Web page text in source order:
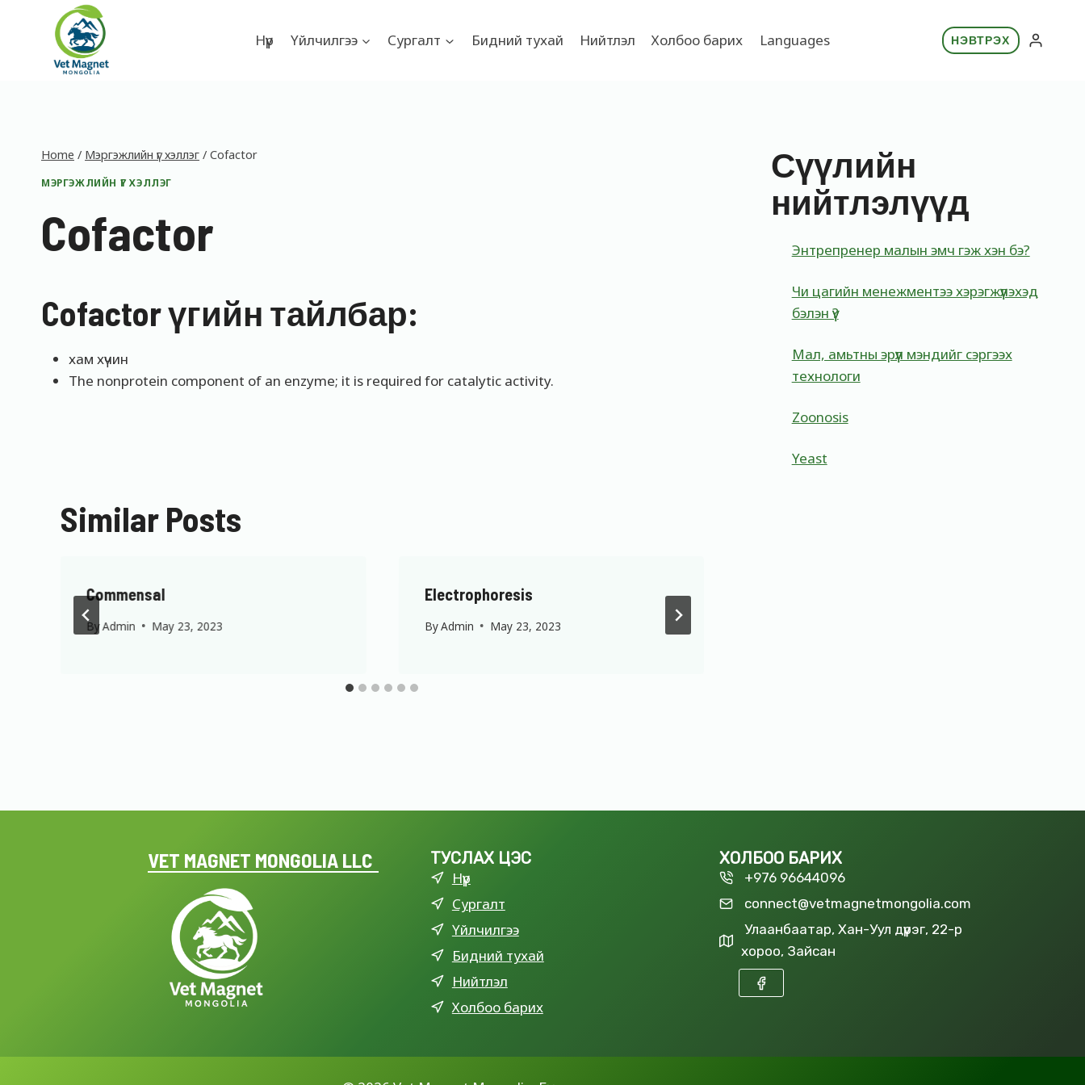
Нүүр Үйлчилгээ Сургалт Бидний тухай Нийтлэл Холбоо барих Languages НЭВТРЭХ
Home / Мэргэжлийн үг хэллэг / Cofactor
МЭРГЭЖЛИЙН ҮГ ХЭЛЛЭГ
Cofactor
Cofactor үгийн тайлбар:
хам хүчин
The nonprotein component of an enzyme; it is required for catalytic activity.
Similar Posts
Commensal
ByAdmin May 23, 2023
Electrophoresis
ByAdmin May 23, 2023
Сүүлийн
нийтлэлүүд
Энтрепренер малын эмч гэж хэн бэ?
Чи цагийн менежментээ хэрэгжүүлэхэд
бэлэн үү?
Мал, амьтны эрүүл мэндийг сэргээх
технологи
Zoonosis
Yeast
VET MAGNET MONGOLIA LLC ТУСЛАХ ЦЭС
Нүүр
Сургалт
Үйлчилгээ
Бидний тухай
Нийтлэл
Холбоо барих
ХОЛБОО БАРИХ
+976 96644096
connect@vetmagnetmongolia.com
Улаанбаатар, Хан-Уул дүүрэг, 22-р
хороо, Зайсан